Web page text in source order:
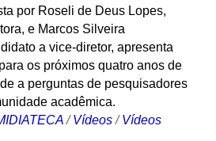
por Roseli de Deus Lopes,
e Marcos Silveira
a vice-diretor, apresenta
os próximos quatro anos de
a perguntas de pesquisadores
acadêmica.
/Vídeos /Vídeos